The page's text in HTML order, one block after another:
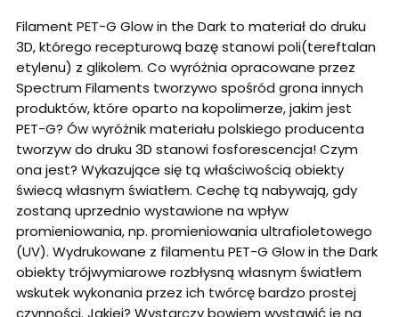
Filament PET-G Glow in the Dark to materiał do druku
3D, którego recepturową bazę stanowi poli(tereftalan
etylenu) z glikolem. Co wyróżnia opracowane przez
Spectrum Filaments tworzywo spośród grona innych
produktów, które oparto na kopolimerze, jakim jest
PET-G? Ów wyróżnik materiału polskiego producenta
tworzyw do druku 3D stanowi fosforescencja! Czym
ona jest? Wykazujące się tą właściwością obiekty
świecą własnym światłem. Cechę tą nabywają, gdy
zostaną uprzednio wystawione na wpływ
promieniowania, np. promieniowania ultrafioletowego
(UV). Wydrukowane z filamentu PET-G Glow in the Dark
obiekty trójwymiarowe rozbłysną własnym światłem
wskutek wykonania przez ich twórcę bardzo prostej
czynności. Jakiej? Wystarczy bowiem wystawić je na